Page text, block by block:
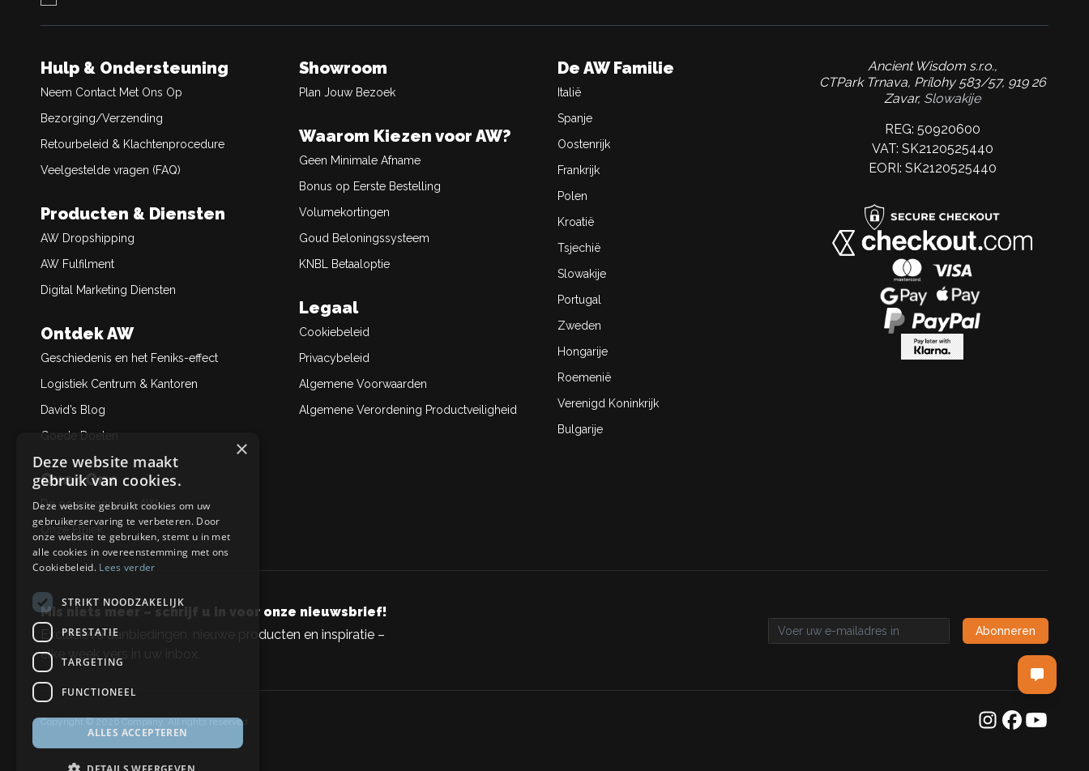
Hulp & Ondersteuning
Neem Contact Met Ons Op
Bezorging/Verzending
Retourbeleid & Klachtenprocedure
Veelgestelde vragen (FAQ)
Producten & Diensten
AW Dropshipping
AW Fulfilment
Digital Marketing Diensten
Ontdek AW
Geschiedenis en het Feniks-effect
Logistiek Centrum & Kantoren
David’s Blog
Goede Doelen
Over Ons
De oorsprong van AW
Showroom
Plan Jouw Bezoek
Waarom Kiezen voor AW?
Geen Minimale Afname
Bonus op Eerste Bestelling
Volumekortingen
Goud Beloningssysteem
KNBL Betaaloptie
Legaal
Cookiebeleid
Privacybeleid
Algemene Voorwaarden
Algemene Verordening Productveiligheid
De AW Familie
Italië
Spanje
Oostenrijk
Frankrijk
Polen
Kroatië
Tsjechië
Slowakije
Portugal
Zweden
Hongarije
Roemenië
Verenigd Koninkrijk
Bulgarije
Ancient Wisdom s.r.o.,
CTPark Trnava, Prílohy 583/57, 919 26
Zavar, Slowakije
REG: 50920600
VAT: SK2120525440
EORI: SK2120525440
Mis niets meer – schrijf u in voor onze nieuwsbrief!
Exclusieve aanbiedingen, nieuwe producten en inspiratie –
elke week vers in uw inbox.
Email address
Abonneren
Copyright © 2026 Company, All rights reserved.
×
Deze website maakt
gebruik van cookies.
Deze website gebruikt cookies om uw
gebruikerservaring te verbeteren. Door
onze website te gebruiken, stemt u in met
alle cookies in overeenstemming met ons
Cookiebeleid. Lees verder
STRIKT NOODZAKELIJK
PRESTATIE
TARGETING
FUNCTIONEEL
ALLES ACCEPTEREN